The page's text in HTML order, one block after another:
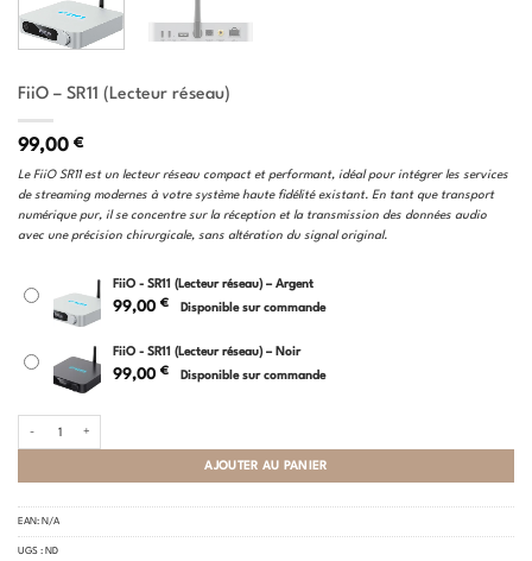
FiiO – SR11 (Lecteur réseau)
99,00 €
Le FiiO SR11 est un lecteur réseau compact et performant, idéal pour intégrer les services
de streaming modernes à votre système haute fidélité existant. En tant que transport
numérique pur, il se concentre sur la réception et la transmission des données audio
avec une précision chirurgicale, sans altération du signal original.
FiiO - SR11 (Lecteur réseau) – Argent
99,00 € Disponible sur commande
FiiO - SR11 (Lecteur réseau) – Noir
99,00 € Disponible sur commande
AJOUTER AU PANIER
EAN: N/A
UGS : ND